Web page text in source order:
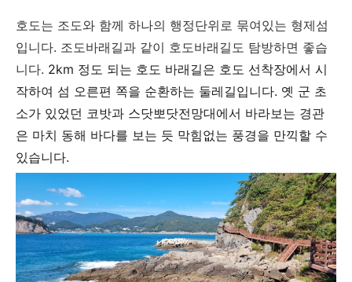
호도는 조도와 함께 하나의 행정단위로 묶여있는 형제섬
입니다. 조도바래길과 같이 호도바래길도 탐방하면 좋습
니다. 2km 정도 되는 호도 바래길은 호도 선착장에서 시
작하여 섬 오른편 쪽을 순환하는 둘레길입니다. 옛 군 초
소가 있었던 코밧과 스닷뽀닷전망대에서 바라보는 경관
은 마치 동해 바다를 보는 듯 막힘없는 풍경을 만끽할 수
있습니다.